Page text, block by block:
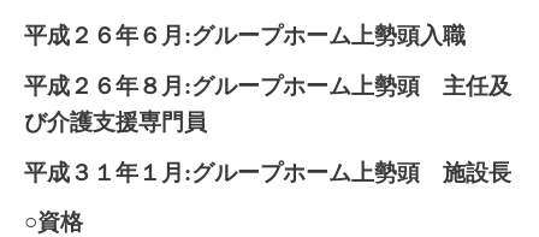
平成２６年６月:グループホーム上勢頭入職
平成２６年８月:グループホーム上勢頭 主任及
び介護支援専門員
平成３１年１月:グループホーム上勢頭 施設長
○資格